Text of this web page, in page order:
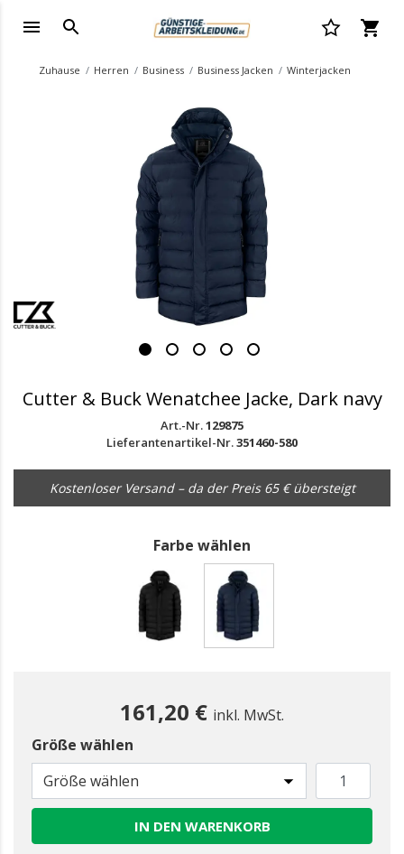
Zuhause Herren Business Business Jacken Winterjacken
Cutter & Buck Wenatchee Jacke, Dark navy
Art.-Nr.129875
Lieferantenartikel-Nr.351460-580
Kostenloser Versand – da der Preis 65 € übersteigt
Farbe wählen
161,20 € inkl. MwSt.
Größe wählen
Größe wählen
IN DEN WARENKORB